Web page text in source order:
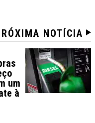
NOTÍCIA
um
à